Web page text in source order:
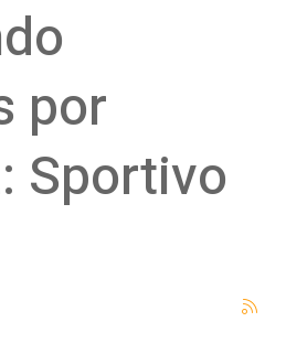
por
Sportivo